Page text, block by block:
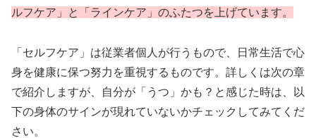
ルフケア」と「ラインケア」のふたつを上げています。
「セルフケア」は従業者個人が行うもので、日常生活で心
身を健康に保つ努力を重視するものです。詳しくは次の章
で紹介しますが、自分が「うつ」かも？と感じた時は、以
下の身体のサインが現れていないかチェックしてみてくだ
さい。